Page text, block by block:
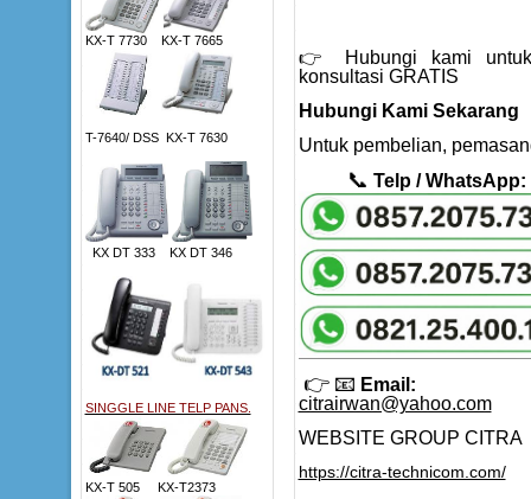
KX-T 7730 KX-T 7665
T-7640/ DSS KX-T 7630
KX DT 333 KX DT 346
SINGGLE LINE TELP PANS.
KX-T 505 KX-T2373
👉 Hubungi kami
konsultasi GRATIS
Hubungi Kami Sekarang
Untuk pembelian,
📞 Telp / WhatsApp:
👉 📧 Email:
citrairwan@yahoo.com
WEBSITE GROUP CITRA
https://citra-technicom.com/